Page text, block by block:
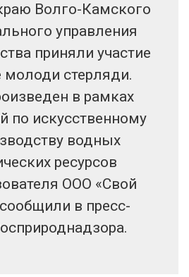
Волго-Камского
управления
приняли участие
молоди стерляди.
в рамках
по искусственному
водных
ресурсов
ООО «Свой
в пресс-